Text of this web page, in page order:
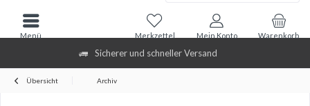
Sicherer und schneller Versand
Warenkorb
Merkzettel Mein Konto
Menü
Übersicht Archiv